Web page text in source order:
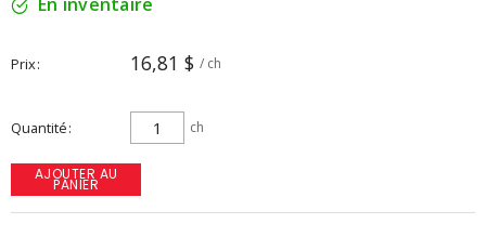
Prix 16,81 $ / ch
Quantité ch
AJOUTER AU
PANIER